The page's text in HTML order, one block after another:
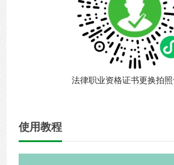
法律职业资格证书更换拍
使用教程